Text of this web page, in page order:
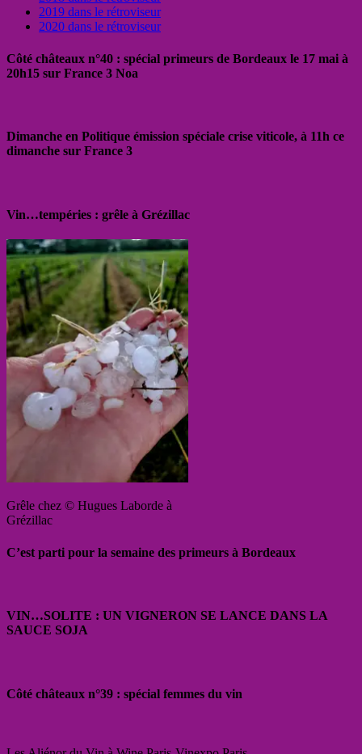
2019 dans le rétroviseur
2020 dans le rétroviseur
Côté châteaux n°40 : spécial primeurs de Bordeaux le 17 mai à
20h15 sur France 3 Noa
Dimanche en Politique émission spéciale crise viticole, à 11h ce
dimanche sur France 3
Vin…tempéries : grêle à Grézillac
Grêle chez © Hugues Laborde à
Grézillac
C’est parti pour la semaine des primeurs à Bordeaux
VIN…SOLITE : UN VIGNERON SE LANCE DANS LA
SAUCE SOJA
Côté châteaux n°39 : spécial femmes du vin